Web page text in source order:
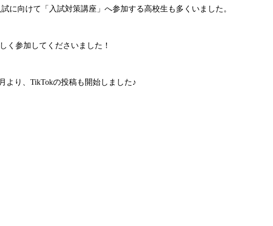
に向けて「入試対策講座」へ参加する高校生も多くいました。
く参加してくださいました！
より、TikTokの投稿も開始しました♪